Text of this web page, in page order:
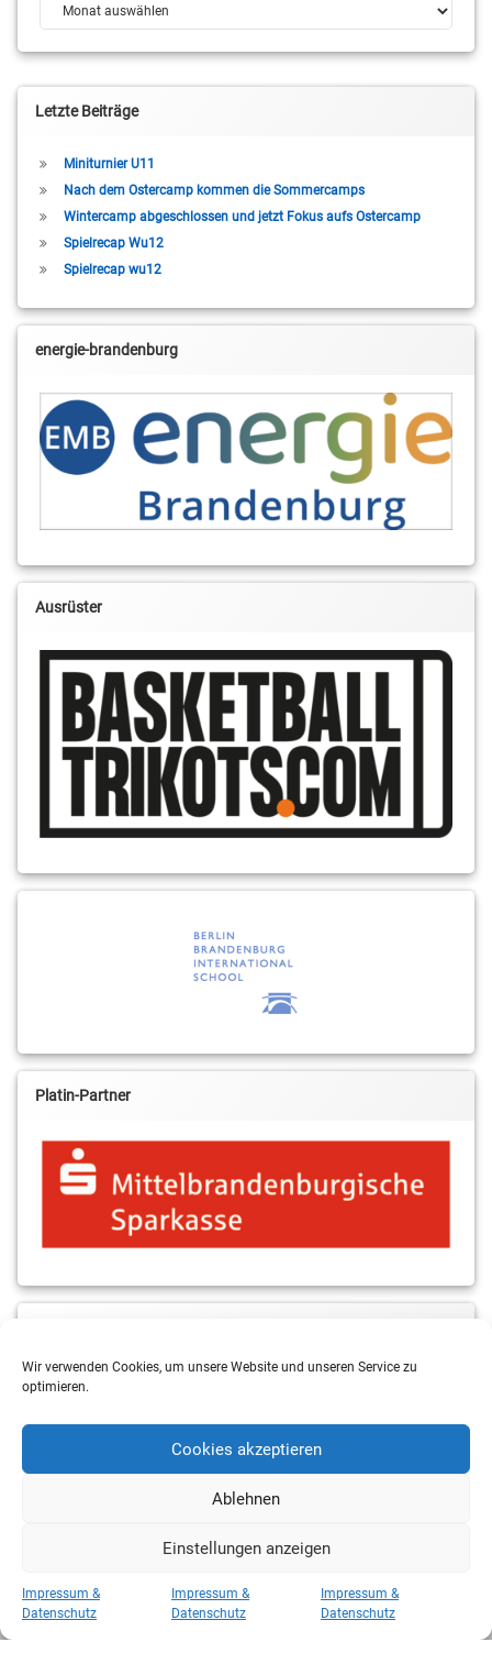
Wir verwenden Cookies, um unsere Website und unseren Service zu
optimieren.
Cookies akzeptieren
Ablehnen
Einstellungen anzeigen
Impressum &
Datenschutz
Impressum &
Datenschutz
Impressum &
Datenschutz
Letzte Beiträge
Miniturnier U11
Nach dem Ostercamp kommen die Sommercamps
Wintercamp abgeschlossen und jetzt Fokus aufs Ostercamp
Spielrecap Wu12
Spielrecap wu12
energie-brandenburg
Ausrüster
Platin-Partner
Copyright 2026 RSV Eintracht Basketball
Kategorien